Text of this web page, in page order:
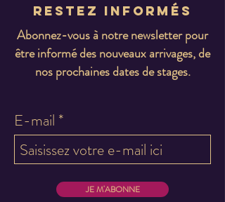
Restez informés
Abonnez-vous à notre newsletter pour
être informé des nouveaux arrivages, de
nos prochaines dates de stages.
E-mail
JE M'ABONNE